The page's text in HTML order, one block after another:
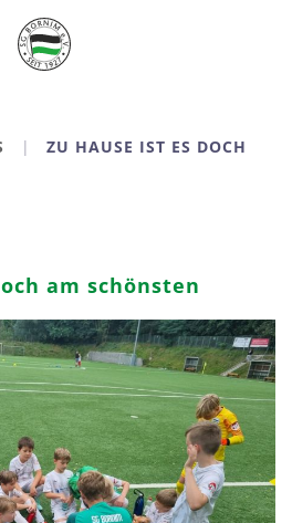
ZU HAUSE IST ES DOCH
am schönsten